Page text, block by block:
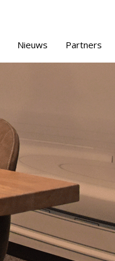
Nieuws Partners